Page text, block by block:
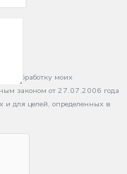
на обработку моих
законом от 27.07.2006 года
для целей, определенных в